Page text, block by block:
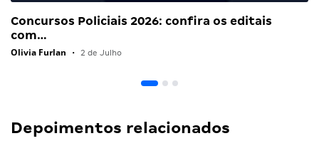
Concursos Policiais 2026: confira os editais
com…
Olivia Furlan • 2 de Julho
Depoimentos relacionados